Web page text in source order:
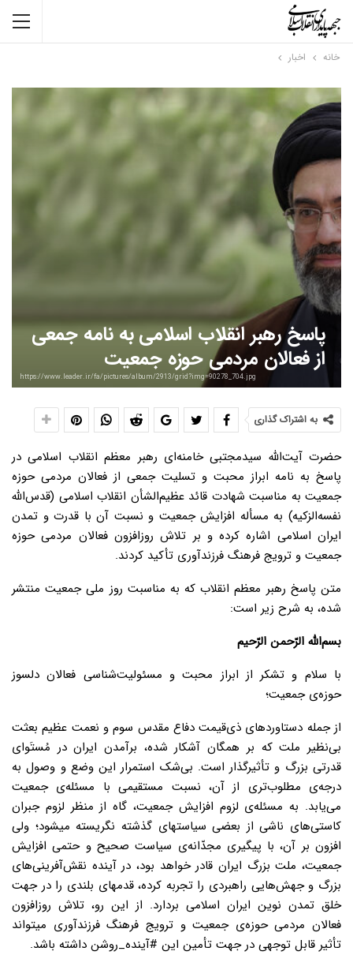
خانه اخبار
پاسخ رهبر انقلاب اسلامی به نامه جمعی
از فعالان مردمی حوزه جمعیت
https://www.leader.ir/fa/pictures/album/2913/grid?img=90278_704.jpg
به اشتراک گذاری
حضرت آیت‌الله سیدمجتبی خامنه‌ای رهبر معظم انقلاب اسلامی در
پاسخ به نامه ابراز محبت و تسلیت جمعی از فعالان مردمی حوزه
جمعیت به مناسبت شهادت قائد عظیم‌الشأن انقلاب اسلامی (قدس‌الله
نفسه‌الزکیه) به مسأله افزایش جمعیت و نسبت آن با قدرت و تمدن
ایران اسلامی اشاره کرده و بر تلاش روزافزون فعالان مردمی حوزه
جمعیت و ترویج فرهنگ فرزندآوری تأکید کردند.
متن پاسخ رهبر معظم انقلاب که به مناسبت روز ملی جمعیت منتشر
شده، به شرح زیر است:
بسم‌الله الرّحمن الرّحیم
با سلام و تشکر از ابراز محبت و مسئولیت‌شناسی فعالان دلسوز
حوزه‌ی جمعیت؛
از جمله دستاوردهای ذی‌قیمت دفاع مقدس سوم و نعمت عظیم بعثت
بی‌نظیر ملت که بر همگان آشکار شده، برآمدن ایران در مُستَوای
قدرتی بزرگ و تأثیرگذار است. بی‌شک استمرار این وضع و وصول به
درجه‌ی مطلوب‌تری از آن، نسبت مستقیمی با مسئله‌ی جمعیت
می‌یابد. به مسئله‌ی لزوم افزایش جمعیت، گاه از منظر لزوم جبران
کاستی‌های ناشی از بعضی سیاستهای گذشته نگریسته میشود؛ ولی
افزون بر آن، با پیگیری مجدّانه‌ی سیاست صحیح و حتمی افزایش
جمعیت، ملت بزرگ ایران قادر خواهد بود، در آینده نقش‌آفرینی‌های
بزرگ و جهش‌هایی راهبردی را تجربه کرده، قدمهای بلندی را در جهت
خلق تمدن نوین ایران اسلامی بردارد. از این رو، تلاش روزافزون
فعالان مردمی حوزه‌ی جمعیت و ترویج فرهنگ فرزندآوری میتواند
تأثیر قابل توجهی در جهت تأمین این #آینده‌_روشن داشته باشد.